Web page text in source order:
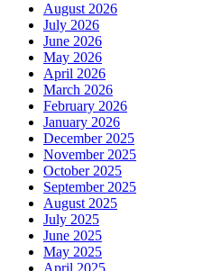
August 2026
July 2026
June 2026
May 2026
April 2026
March 2026
February 2026
January 2026
December 2025
November 2025
October 2025
September 2025
August 2025
July 2025
June 2025
May 2025